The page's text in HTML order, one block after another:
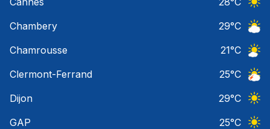
Chambery
29°C
Chamrousse
21°C
Clermont-Ferrand
25°C
Dijon
29°C
GAP
25°C